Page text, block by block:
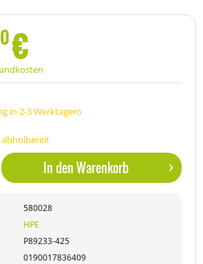
€
in 2-3 Werktagen)
abholbereit
In denWarenkorb
580028
HPE
P89233-425
0190017836409